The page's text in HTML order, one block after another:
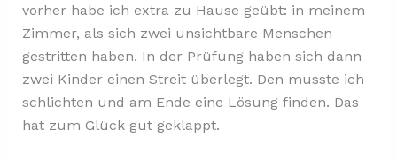
vorher habe ich extra zu Hause geübt: in meinem
Zimmer, als sich zwei unsichtbare Menschen
gestritten haben. In der Prüfung haben sich dann
zwei Kinder einen Streit überlegt. Den musste ich
schlichten und am Ende eine Lösung finden. Das
hat zum Glück gut geklappt.